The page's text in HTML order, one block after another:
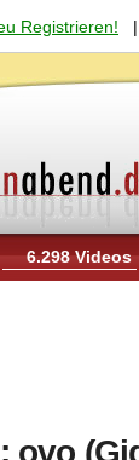
Registrieren!
6.298 Videos
ovo